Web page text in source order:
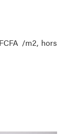
/m2, hors